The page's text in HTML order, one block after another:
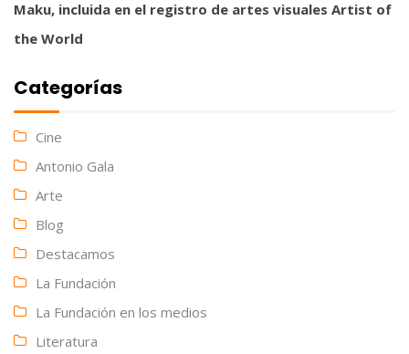
Maku, incluida en el registro de artes visuales Artist of
the World
Categorías
Cine
Antonio Gala
Arte
Blog
Destacamos
La Fundación
La Fundación en los medios
Literatura